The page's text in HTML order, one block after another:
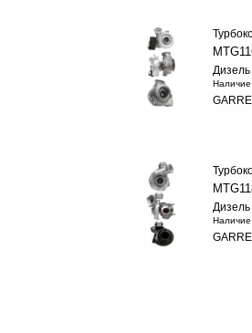
Дизель
Дизель